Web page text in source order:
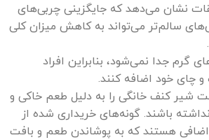
نشان می‌دهد که جایگزینی چربی‌های
سالم‌تر می‌تواند به کاهش میزان کلی
گرم جدا نمی‌شود، بنابراین افراد
و چای خود اضافه کنند.
شیر ​​کنف خانگی را به دلیل طعم خاکی و
باشند. گونه‌های خریداری شده از
اضافی هستند که به پوشاندن طعم و بافت